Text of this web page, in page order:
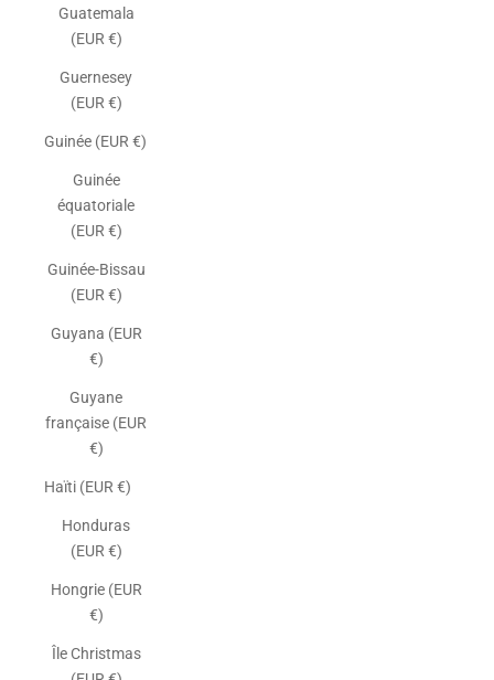
Guatemala
(EUR €)
Guernesey
(EUR €)
Guinée (EUR €)
Guinée
équatoriale
(EUR €)
Guinée-Bissau
(EUR €)
Guyana (EUR
€)
Guyane
française (EUR
€)
Haïti (EUR €)
Honduras
(EUR €)
Hongrie (EUR
€)
Île Christmas